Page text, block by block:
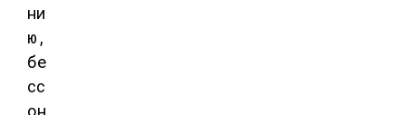
ни
ю,
бе
сс
он